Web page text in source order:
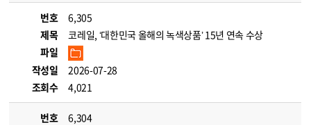
번호
6,305
제목
코레일, ‘대한민국 올해의 녹색상품’ 15년 연속 수상
파일
작성일
2026-07-28
조회수
4,021
번호
6,304